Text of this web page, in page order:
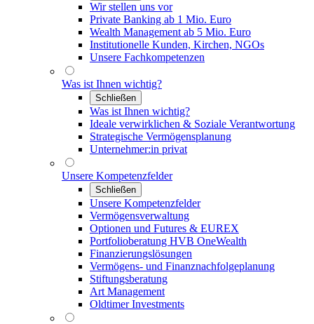
Wir stellen uns vor
Private Banking ab 1 Mio. Euro
Wealth Management ab 5 Mio. Euro
Institutionelle Kunden, Kirchen, NGOs
Unsere Fachkompetenzen
Was ist Ihnen wichtig?
Schließen
Was ist Ihnen wichtig?
Ideale verwirklichen & Soziale Verantwortung
Strategische Vermögensplanung
Unternehmer:in privat
Unsere Kompetenzfelder
Schließen
Unsere Kompetenzfelder
Vermögensverwaltung
Optionen und Futures & EUREX
Portfolioberatung HVB OneWealth
Finanzierungslösungen
Vermögens- und Finanznachfolgeplanung
Stiftungsberatung
Art Management
Oldtimer Investments